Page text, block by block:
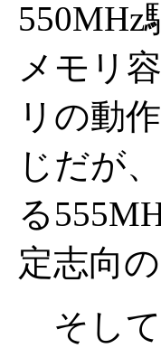
550MHz
メモリ
リの動
じだが
る
定志向
そして